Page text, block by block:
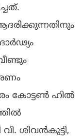
കോട്ടൺ ഹിൽ
ശിവൻകുട്ടി,